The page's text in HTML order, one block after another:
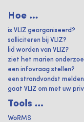
Hoe ...
is VLIZ georganiseerd?
solliciteren bij VLIZ?
lid worden van VLIZ?
ziet het marien
een infovraag stellen?
een strandvondst
gaat VLIZ om met uw
Tools ...
WoRMS